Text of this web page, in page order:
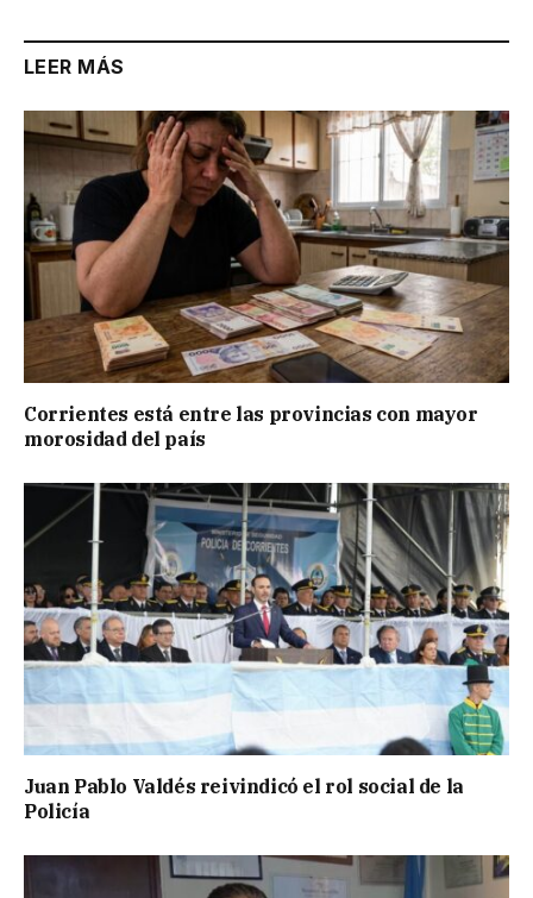
LEER MÁS
Corrientes está entre las provincias con mayor
morosidad del país
Juan Pablo Valdés reivindicó el rol social de la
Policía